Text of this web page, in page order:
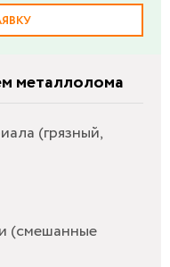
металлолома
(грязный,
(смешанные